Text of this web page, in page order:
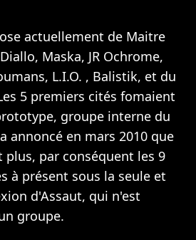
actuellement de Maitre
Maska, JR Ochrome,
L.I.O. , Balistik, et du
5 premiers cités fomaient
groupe interne du
annoncé en mars 2010 que
par conséquent les 9
à présent sous la seule et
d'Assaut, qui n'est
groupe.